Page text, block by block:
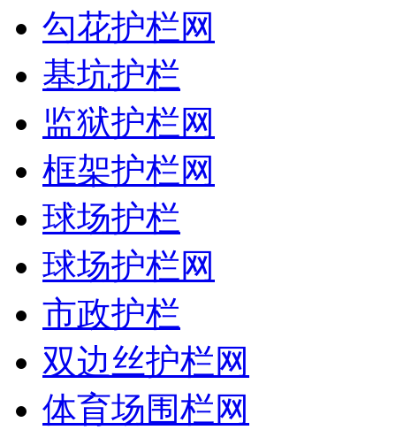
勾花护栏网
基坑护栏
监狱护栏网
框架护栏网
球场护栏
球场护栏网
市政护栏
双边丝护栏网
体育场围栏网